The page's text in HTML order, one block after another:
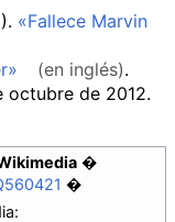
«Fallece Marvin
(en inglés).
octubre de 2012.